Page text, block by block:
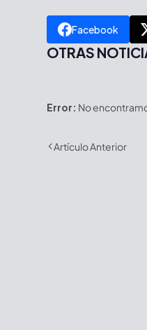
Facebook
OTRAS
Error: No
Artículo Anterior